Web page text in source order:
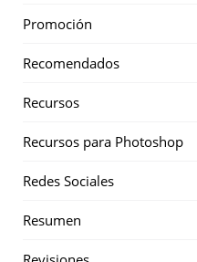
Promoción
Recomendados
Recursos
Recursos para Photoshop
Redes Sociales
Resumen